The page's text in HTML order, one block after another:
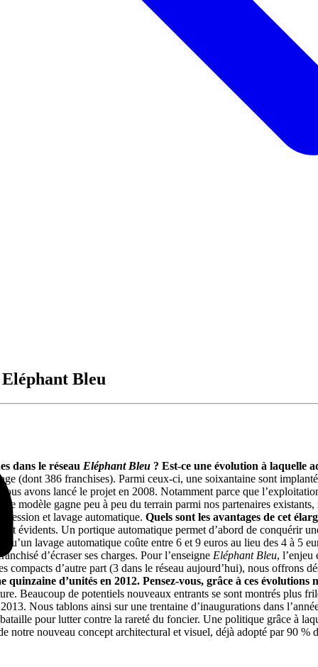
Bleu
dans le réseau Eléphant Bleu ? Est-ce une évolution à laquelle
(dont 386 franchises). Parmi ceux-ci, une soixantaine sont
avons lancé le projet en 2008. Notamment parce que
modèle gagne peu à peu du terrain parmi nos partenaires
et lavage automatique. Quels sont les avantages de cet
évidents. Un portique automatique permet d’abord de conquérir
lavage automatique coûte entre 6 et 9 euros au lieu des 4 à 5
d’écraser ses charges. Pour l’enseigne Eléphant Bleu, l’enjeu
compacts d’autre part (3 dans le réseau aujourd’hui), nous offrons
quinzaine d’unités en 2012. Pensez-vous, grâce à ces
Beaucoup de potentiels nouveaux entrants se sont montrés plus
Nous tablons ainsi sur une trentaine d’inaugurations dans
pour lutter contre la rareté du foncier. Une politique grâce à
notre nouveau concept architectural et visuel, déjà adopté par 90 %